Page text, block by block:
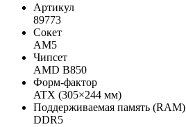
Артикул
89773
Сокет
AM5
Чипсет
AMD B850
Форм-фактор
ATX (305×244 мм)
Поддерживаемая память (RAM)
DDR5